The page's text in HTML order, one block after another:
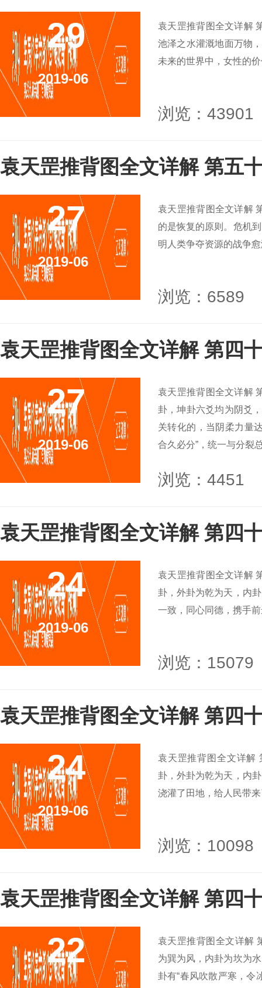
29
2019-06
袁天罡推背图全文详解
池泽之水灌溉地面万物
未来的世界中，女性的
浏览：43901
袁天罡推背图全文详解 第五
27
2019-06
袁天罡推背图全文详解
的是恢复的原则。危机
明人类争夺资源的战争
浏览：6589
袁天罡推背图全文详解 第四
27
2019-06
袁天罡推背图全文详解
卦，坤卦六爻均为阴爻
关转化的，当阴柔力量
合久必分”，统一与分裂
浏览：4451
袁天罡推背图全文详解 第四
24
2019-06
袁天罡推背图全文详解
卦，外卦为乾为天，内
一致，同心同德，携手
浏览：15079
袁天罡推背图全文详解 第四
24
2019-06
袁天罡推背图全文详解
卦，外卦为乾为天，内
浇灌了田地，给人民带
浏览：10098
袁天罡推背图全文详解 第四
22
袁天罡推背图全文详解
为巽为风，内卦为坎为
卦有“春风吹散严寒，令